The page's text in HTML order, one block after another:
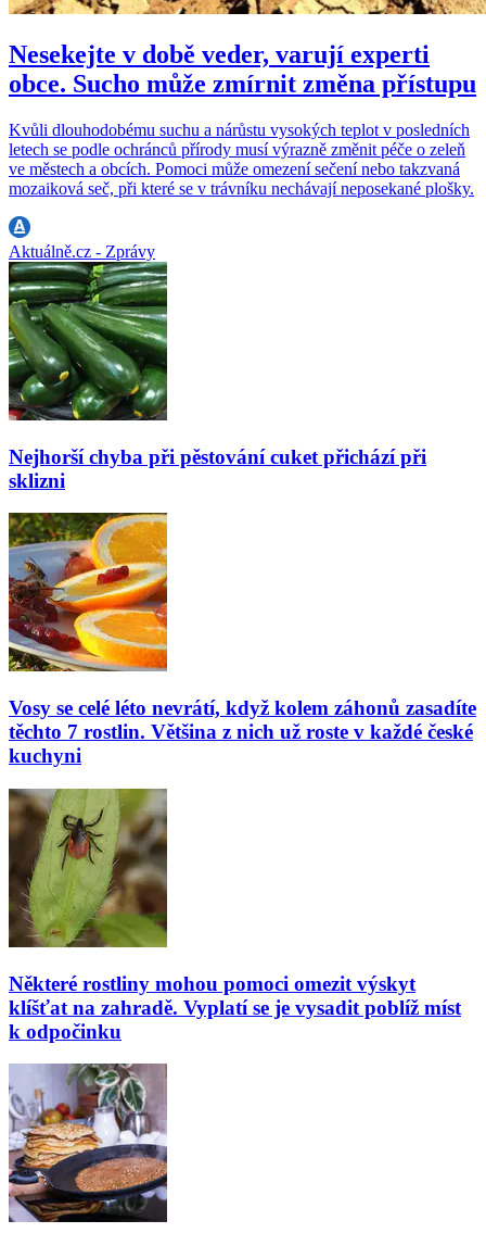
Nesekejte v době veder, varují experti
obce. Sucho může zmírnit změna přístupu
Kvůli dlouhodobému suchu a nárůstu vysokých teplot v posledních
letech se podle ochránců přírody musí výrazně změnit péče o zeleň
ve městech a obcích. Pomoci může omezení sečení nebo takzvaná
mozaiková seč, při které se v trávníku nechávají neposekané plošky.
Aktuálně.cz - Zprávy
Nejhorší chyba při pěstování cuket přichází při
sklizni
Vosy se celé léto nevrátí, když kolem záhonů zasadíte
těchto 7 rostlin. Většina z nich už roste v každé české
kuchyni
Některé rostliny mohou pomoci omezit výskyt
klíšťat na zahradě. Vyplatí se je vysadit poblíž míst
k odpočinku